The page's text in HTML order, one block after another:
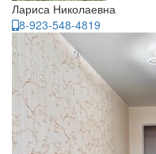
Лариса Николаевна
8-923-548-4819